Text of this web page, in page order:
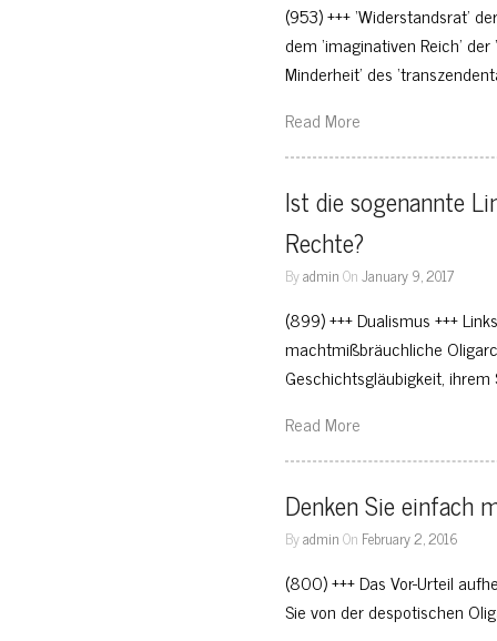
(953) +++ ‘Widerstandsrat’
dem ‘imaginativen Reich’
Minderheit’ des
Read More
Ist die sogenannte
Rechte?
ByadminOnJanuary 9, 2017
(899) +++ Dualismus +++
machtmißbräuchliche
Geschichtsgläubigkeit,
Read More
Denken Sie einfach
ByadminOn February 2, 2016
(800) +++ Das Vor-Urteil
Sie von der despotischen